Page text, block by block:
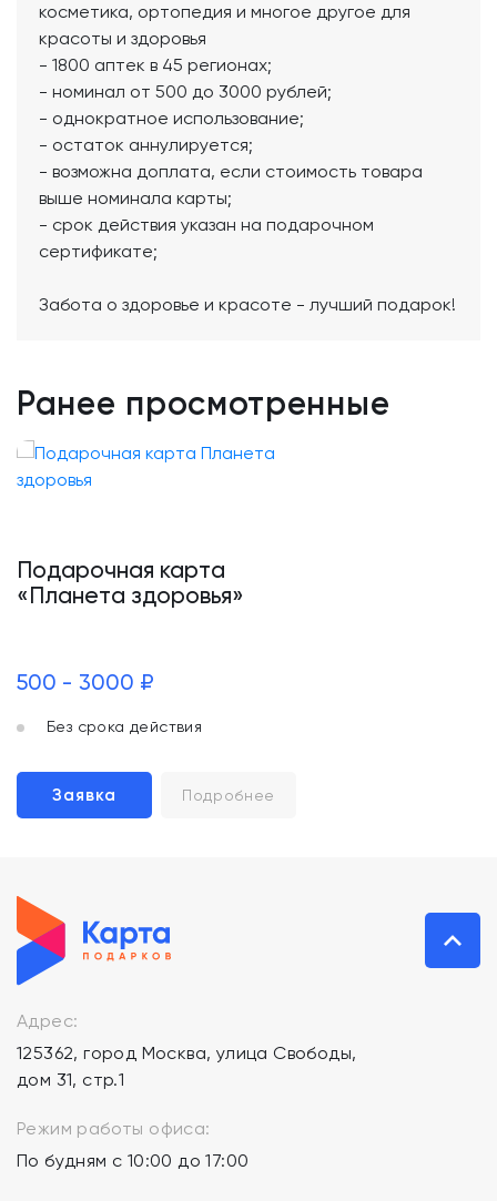
косметика, ортопедия и многое другое для
красоты и здоровья
- 1800 аптек в 45 регионах;
- номинал от 500 до 3000 рублей;
- однократное использование;
- остаток аннулируется;
- возможна доплата, если стоимость товара
выше номинала карты;
- срок действия указан на подарочном
сертификате;
Забота о здоровье и красоте - лучший подарок!
Ранее просмотренные
Подарочная карта
«Планета здоровья»
500 - 3000 ₽
Без срока действия
Заявка Подробнее
Адрес:
125362, город Москва, улица Свободы,
дом 31, стр.1
Режим работы офиса:
По будням с 10:00 до 17:00